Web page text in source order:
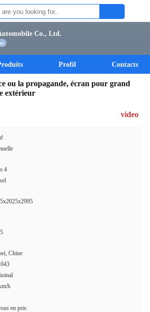
Co., Ltd.
Profil Contacts
ou la propagande, écran pour grand
extérieur
video
4
Chine
h
en prie.